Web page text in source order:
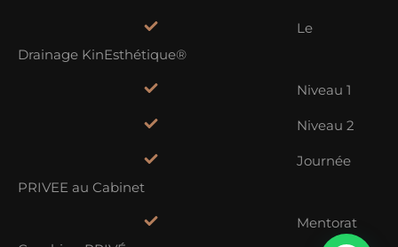
Le
Drainage KinEsthétique®
Niveau 1
Niveau 2
Journée
PRIVEE au Cabinet
Mentorat